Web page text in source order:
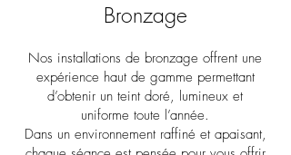
Bronzage
Nos installations de bronzage offrent une
expérience haut de gamme permettant
d’obtenir un teint doré, lumineux et
uniforme toute l’année.
Dans un environnement raffiné et apaisant,